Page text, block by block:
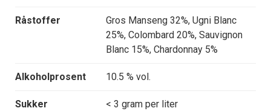
Råstoffer
Gros Manseng 32%, Ugni Blanc
25%, Colombard 20%, Sauvignon
Blanc 15%, Chardonnay 5%
Alkoholprosent 10.5 % vol.
Sukker < 3 gram per liter